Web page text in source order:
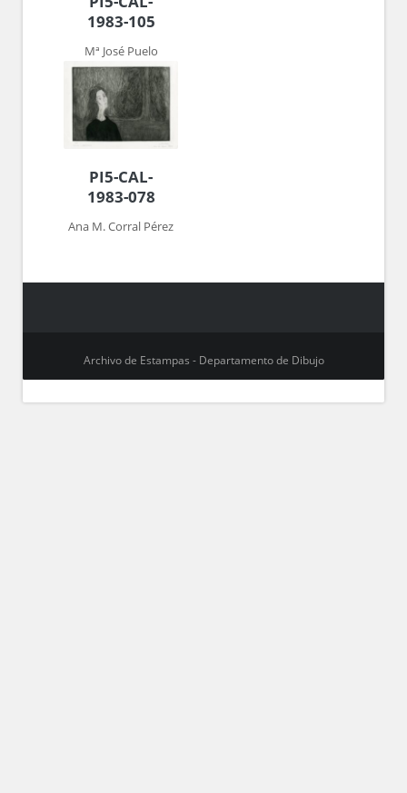
1983-105
Mª José Puelo
PI5-CAL-
1983-078
Ana M. Corral Pérez
Archivo de Estampas - Departamento de Dibujo